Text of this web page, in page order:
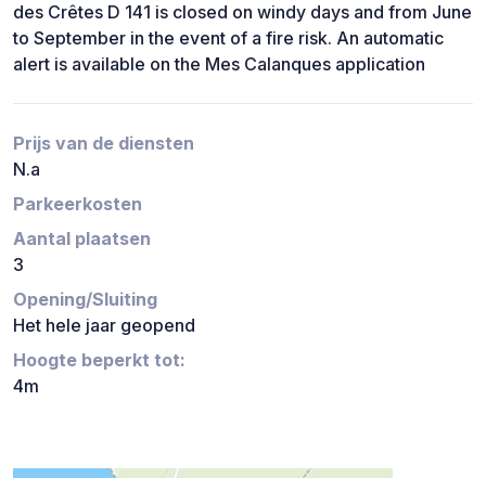
des Crêtes D 141 is closed on windy days and from June
to September in the event of a fire risk. An automatic
alert is available on the Mes Calanques application
Prijs van de diensten
N.a
Parkeerkosten
Aantal plaatsen
3
Opening/Sluiting
Het hele jaar geopend
Hoogte beperkt tot:
4m